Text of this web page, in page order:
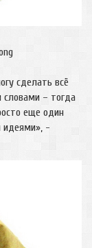
сделать всё
словами – тогда
еще один
идеями», -